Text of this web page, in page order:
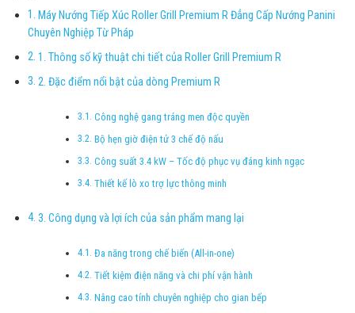
Máy Nướng Tiếp Xúc Roller Grill Premium R Đẳng Cấp Nướng Panini
Chuyên Nghiệp Từ Pháp
1. Thông số kỹ thuật chi tiết của Roller Grill Premium R
2. Đặc điểm nổi bật của dòng Premium R
Công nghệ gang tráng men độc quyền
Bộ hẹn giờ điện tử 3 chế độ nấu
Công suất 3.4 kW – Tốc độ phục vụ đáng kinh ngạc
Thiết kế lò xo trợ lực thông minh
3. Công dụng và lợi ích của sản phẩm mang lại
Đa năng trong chế biến (All-in-one)
Tiết kiệm điện năng và chi phí vận hành
Nâng cao tính chuyên nghiệp cho gian bếp